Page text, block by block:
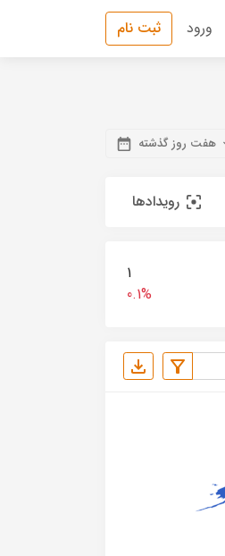
ورود ثبت نام
هفت روز گذشته
رویدادها
1
0.1%